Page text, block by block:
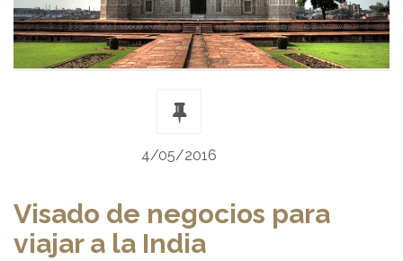
4/05/2016
Visado de negocios para
viajar a la India